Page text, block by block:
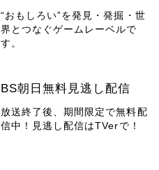
“おもしろい”を発見・発掘・世
界とつなぐゲームレーベルで
す。
BS朝日無料見逃し配信
放送終了後、期間限定で無料配
信中！見逃し配信はTVerで！